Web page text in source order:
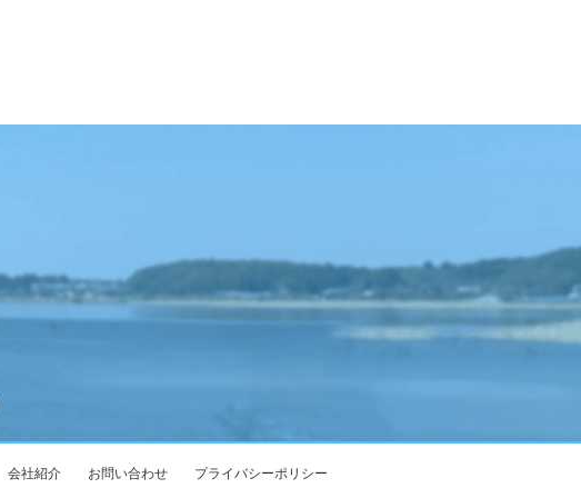
会社紹介 お問い合わせ プライバシーポリシー